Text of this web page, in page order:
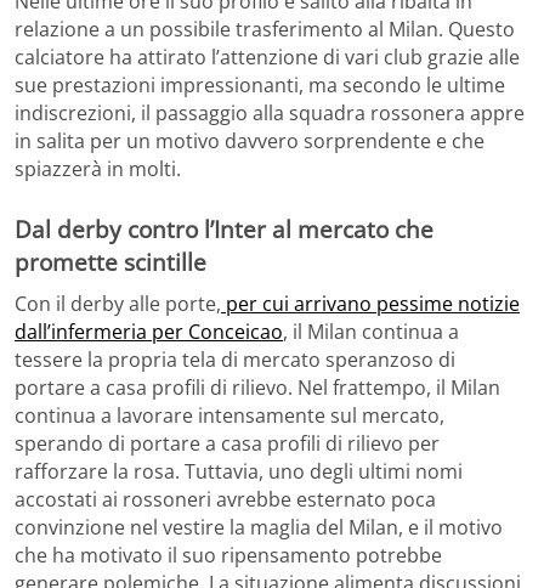
relazione a un possibile trasferimento al Milan. Questo
calciatore ha attirato l’attenzione di vari club grazie alle
sue prestazioni impressionanti, ma secondo le ultime
indiscrezioni, il passaggio alla squadra rossonera appre
in salita per un motivo davvero sorprendente e che
spiazzerà in molti.
Dal derby contro l’Inter al mercato che
promette scintille
Con il derby alle porte, per cui arrivano pessime notizie
dall’infermeria per Conceicao, il Milan continua a
tessere la propria tela di mercato speranzoso di
portare a casa profili di rilievo. Nel frattempo, il Milan
continua a lavorare intensamente sul mercato,
sperando di portare a casa profili di rilievo per
rafforzare la rosa. Tuttavia, uno degli ultimi nomi
accostati ai rossoneri avrebbe esternato poca
convinzione nel vestire la maglia del Milan, e il motivo
che ha motivato il suo ripensamento potrebbe